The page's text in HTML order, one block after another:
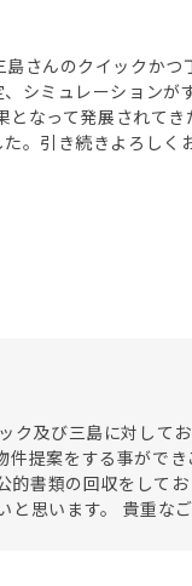
さんのクイックか
シミュレーション
なって発展されて
。引き続きよろしく
ク及び三島に対して
提案をする事がで
書類の回収をして
思います。 貴重な